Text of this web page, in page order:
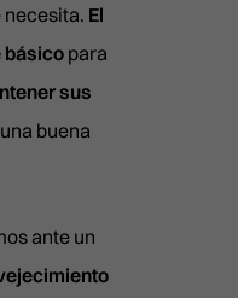
necesita. El
básico para
sus
buena
ante un